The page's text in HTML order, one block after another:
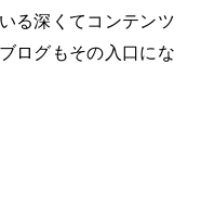
る深くてコンテンツ
ログもその入口にな